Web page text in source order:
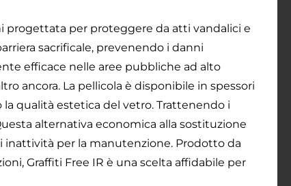
progettata per proteggere da atti vandalici e
sacrificale, prevenendo i danni
efficace nelle aree pubbliche ad alto
ancora. La pellicola è disponibile in spessori
qualità estetica del vetro. Trattenendo i
alternativa economica alla sostituzione
inattività per la manutenzione. Prodotto da
Graffiti Free IR è una scelta affidabile per